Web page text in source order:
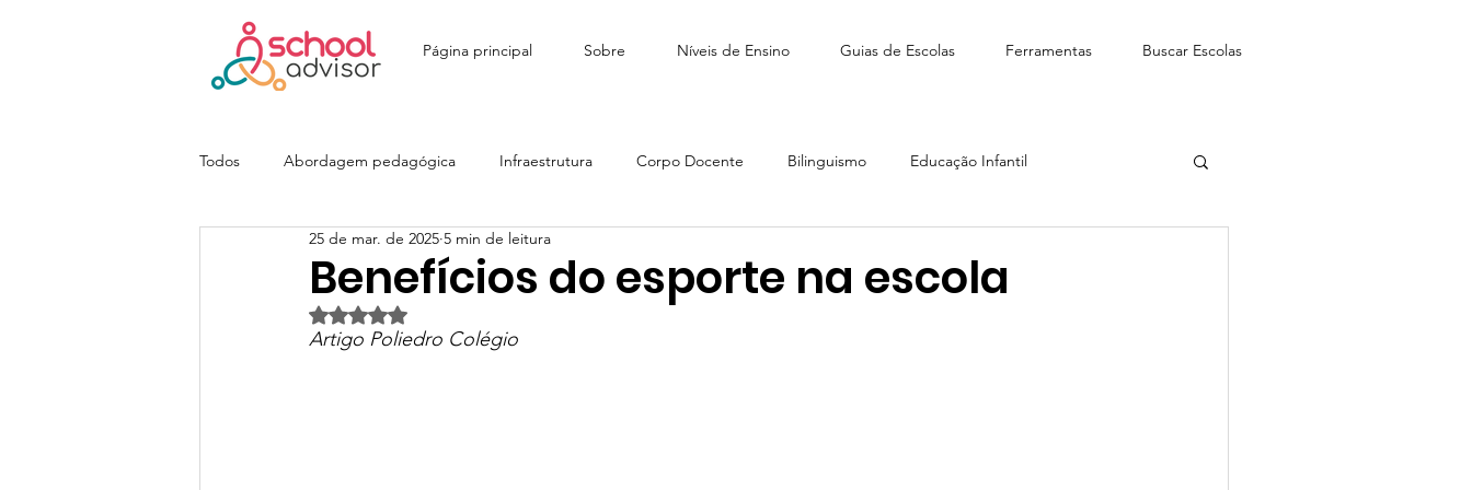
Página principal Sobre Níveis de Ensino Guias de Escolas Ferramentas Buscar Escolas
Todos Abordagem pedagógica Infraestrutura Corpo Docente Bilinguismo Educação Infantil
Ensino Fundamental Ensino Médio
Colégio João Paulo I - JOPA Escola Stagium | SchoolAdvisor
Benefícios do esporte na escola
25 de mar. de 2025 5 min de leitura
Avaliado com NaN de 5 estrelas.
Artigo Poliedro Colégio